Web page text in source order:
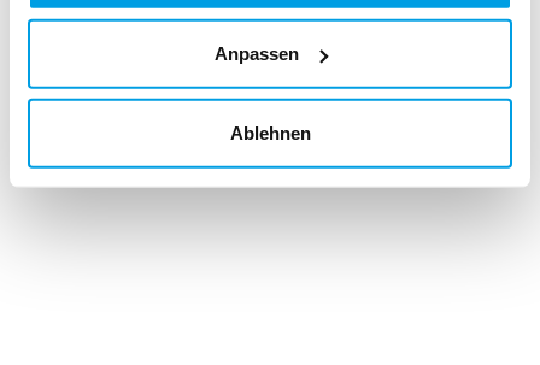
Anpassen
Ablehnen